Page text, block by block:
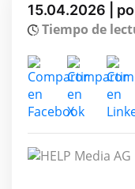
15.04.2026 |
Tiempo de